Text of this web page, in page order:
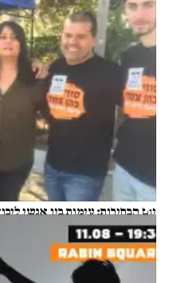
יום הבחירות: עימות בין אנשי
ת"א ניצן פינקו